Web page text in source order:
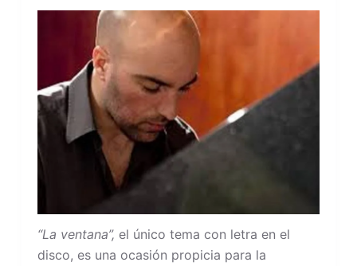
“La ventana”, el único tema con letra en el
disco, es una ocasión propicia para la